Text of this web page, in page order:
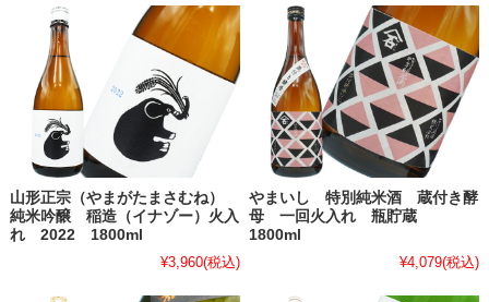
山形正宗（やまがたまさむね）
純米吟醸 稲造（イナゾー）火入
れ 2022 1800ml
¥3,960(税込)
やまいし 特別純米酒 蔵付き酵
母 一回火入れ 瓶貯蔵
1800ml
¥4,079(税込)